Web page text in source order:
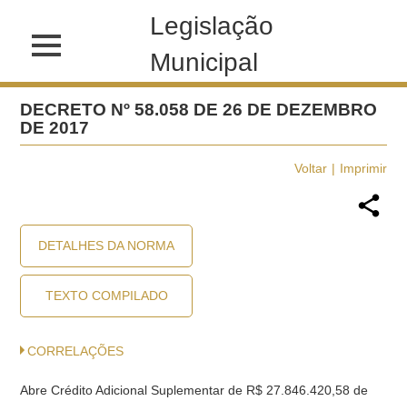
Legislação
Municipal
DECRETO Nº 58.058 DE 26 DE DEZEMBRO
DE 2017
Voltar Imprimir
DETALHES DA NORMA
TEXTO COMPILADO
CORRELAÇÕES
Abre Crédito Adicional Suplementar de R$ 27.846.420,58 de